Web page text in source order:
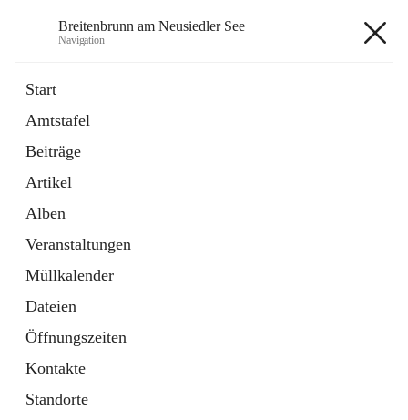
Breitenbrunn am Neusiedler See
Navigation
Start
Amtstafel
Beiträge
Artikel
Alben
Veranstaltungen
Müllkalender
Dateien
Öffnungszeiten
Kontakte
Standorte
18 Schnellzugriffe
Gemeindeservice